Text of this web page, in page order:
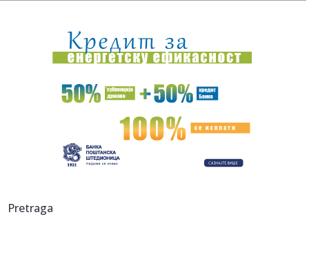
17:19:Kumulativna prodaja BMW-a Serije 3 u Kini premašila 2
miliona je...
17:18:Raketa pogodila tanker u Ormuskom moreuzu
Svet srlja u novi rat?; Primirje pred potpunim krahom
17:12:Dvejn Džonson se oglasio posle debakla „Moane“: Kritičari
se i cif...
Pretraga